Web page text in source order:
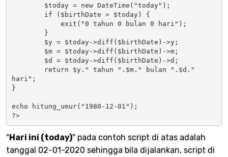
hari";
}
echo hitung_umur("1980-12-01");
?>
"Hari ini (today)" pada contoh script di atas adalah
tanggal 02-01-2020 sehingga bila dijalankan, script di